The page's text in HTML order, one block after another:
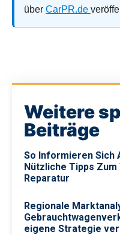
über CarPR.de
Weitere
Beiträge
So Informieren Sich
Nützliche Tipps
Reparatur
Regionale
eigene Strategie